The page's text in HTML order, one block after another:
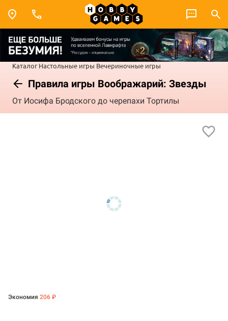
Каталог Настольные игры Вечериночные игры
Правила игры Воображарий: Звезды
От Иосифа Бродского до черепахи Тортилы
Экономия 206 ₽